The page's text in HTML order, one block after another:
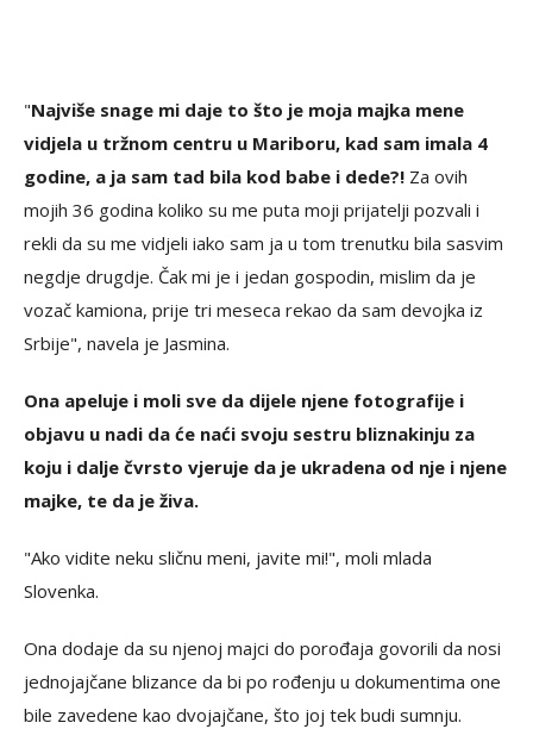
"Najviše snage mi daje to što je moja majka mene
vidjela u tržnom centru u Mariboru, kad sam imala 4
godine, a ja sam tad bila kod babe i dede?! Za ovih
mojih 36 godina koliko su me puta moji prijatelji pozvali i
rekli da su me vidjeli iako sam ja u tom trenutku bila sasvim
negdje drugdje. Čak mi je i jedan gospodin, mislim da je
vozač kamiona, prije tri meseca rekao da sam devojka iz
Srbije", navela je Jasmina.
Ona apeluje i moli sve da dijele njene fotografije i
objavu u nadi da će naći svoju sestru bliznakinju za
koju i dalje čvrsto vjeruje da je ukradena od nje i njene
majke, te da je živa.
"Ako vidite neku sličnu meni, javite mi!", moli mlada
Slovenka.
Ona dodaje da su njenoj majci do porođaja govorili da nosi
jednojajčane blizance da bi po rođenju u dokumentima one
bile zavedene kao dvojajčane, što joj tek budi sumnju.